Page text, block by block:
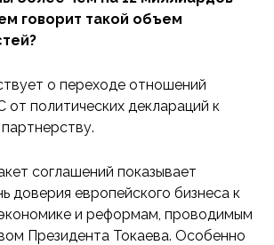
говорит такой объем
о переходе отношений
от политических деклараций к
соглашений показывает
доверия европейского бизнеса к
и реформам, проводимым
Президента Токаева. Особенно